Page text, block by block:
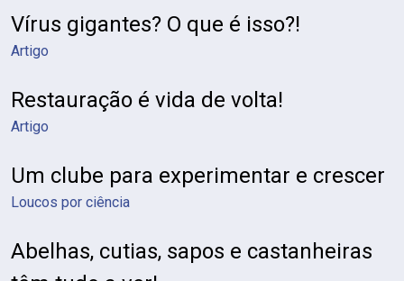
Vírus gigantes? O que é isso?!
Artigo
Restauração é vida de volta!
Artigo
Um clube para experimentar e crescer
Loucos por ciência
Abelhas, cutias, sapos e castanheiras